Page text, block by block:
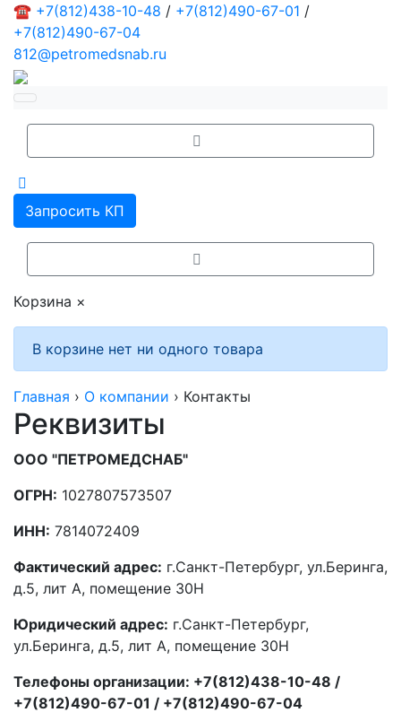
☎ +7(812)438-10-48 / +7(812)490-67-01 /
+7(812)490-67-04
812@petromedsnab.ru
Запросить КП
Корзина ×
В корзине нет ни одного товара
Главная › О компании › Контакты
Реквизиты
ООО "ПЕТРОМЕДСНАБ"
ОГРН: 1027807573507
ИНН: 7814072409
Фактический адрес: г.Санкт-Петербург, ул.Беринга,
д.5, лит А, помещение 30Н
Юридический адрес: г.Санкт-Петербург,
ул.Беринга, д.5, лит А, помещение 30Н
Телефоны организации: +7(812)438-10-48 /
+7(812)490-67-01 / +7(812)490-67-04